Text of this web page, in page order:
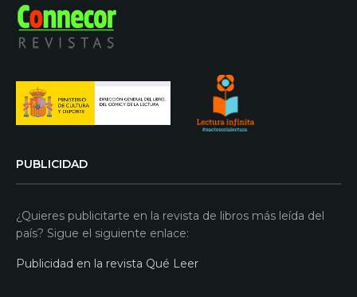
PUBLICIDAD
¿Quieres publicitarte en la revista de libros más leída del
país? Sigue el siguiente enlace:
Publicidad en la revista Qué Leer